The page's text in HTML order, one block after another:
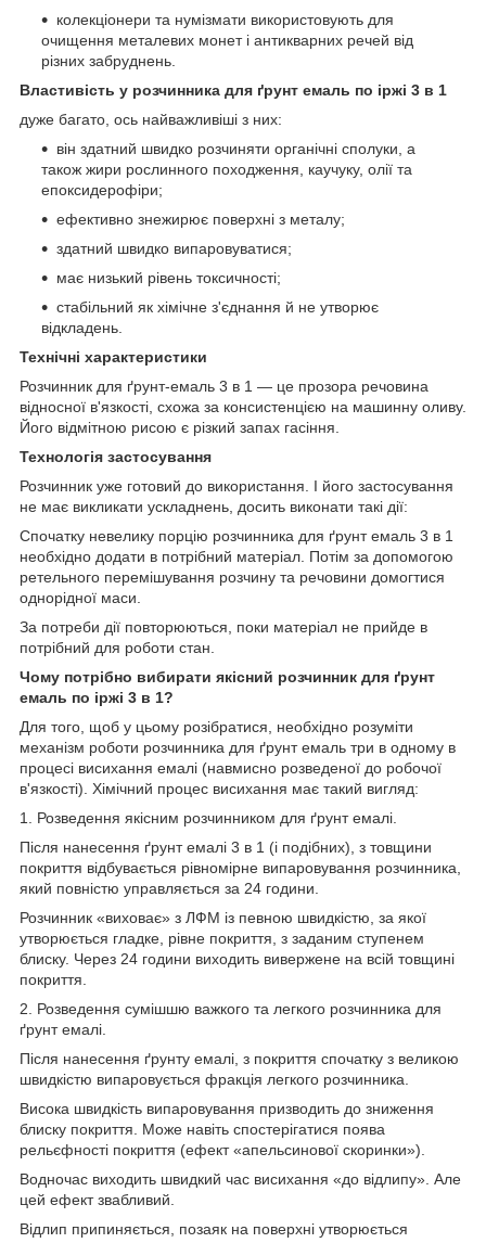
колекціонери та нумізмати використовують для
очищення металевих монет і антикварних речей від
різних забруднень.
Властивість у розчинника для ґрунт емаль по іржі 3 в 1
дуже багато, ось найважливіші з них:
він здатний швидко розчиняти органічні сполуки, а
також жири рослинного походження, каучуку, олії та
епоксидерофіри;
ефективно знежирює поверхні з металу;
здатний швидко випаровуватися;
має низький рівень токсичності;
стабільний як хімічне з'єднання й не утворює
відкладень.
Технічні характеристики
Розчинник для ґрунт-емаль 3 в 1 — це прозора речовина
відносної в'язкості, схожа за консистенцією на машинну оливу.
Його відмітною рисою є різкий запах гасіння.
Технологія застосування
Розчинник уже готовий до використання. І його застосування
не має викликати ускладнень, досить виконати такі дії:
Спочатку невелику порцію розчинника для ґрунт емаль 3 в 1
необхідно додати в потрібний матеріал. Потім за допомогою
ретельного перемішування розчину та речовини домогтися
однорідної маси.
За потреби дії повторюються, поки матеріал не прийде в
потрібний для роботи стан.
Чому потрібно вибирати якісний розчинник для ґрунт
емаль по іржі 3 в 1?
Для того, щоб у цьому розібратися, необхідно розуміти
механізм роботи розчинника для ґрунт емаль три в одному в
процесі висихання емалі (навмисно розведеної до робочої
в'язкості). Хімічний процес висихання має такий вигляд:
1. Розведення якісним розчинником для ґрунт емалі.
Після нанесення ґрунт емалі 3 в 1 (і подібних), з товщини
покриття відбувається рівномірне випаровування розчинника,
який повністю управляється за 24 години.
Розчинник «виховає» з ЛФМ із певною швидкістю, за якої
утворюється гладке, рівне покриття, з заданим ступенем
блиску. Через 24 години виходить вивержене на всій товщині
покриття.
2. Розведення сумішшю важкого та легкого розчинника для
ґрунт емалі.
Після нанесення ґрунту емалі, з покриття спочатку з великою
швидкістю випаровується фракція легкого розчинника.
Висока швидкість випаровування призводить до зниження
блиску покриття. Може навіть спостерігатися поява
рельєфності покриття (ефект «апельсинової скоринки»).
Водночас виходить швидкий час висихання «до відлипу». Але
цей ефект звабливий.
Відлип припиняється, позаяк на поверхні утворюється